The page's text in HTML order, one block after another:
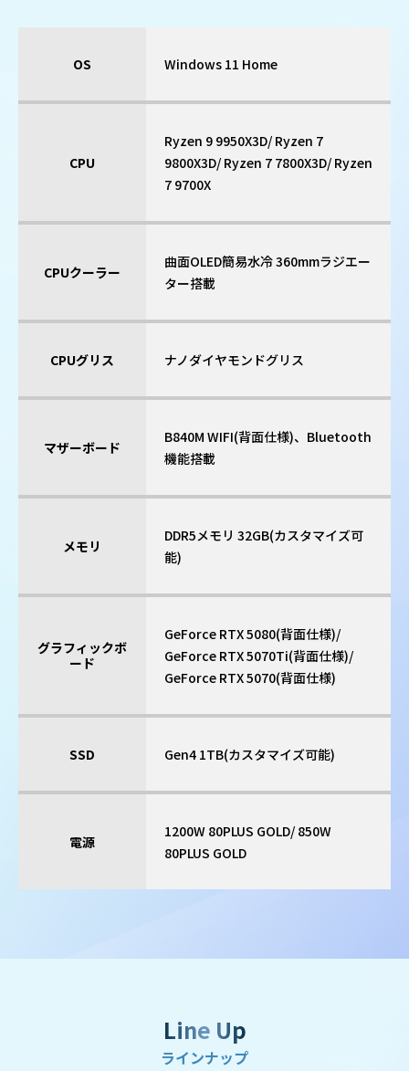
OS Windows 11 Home
CPU
Ryzen 9 9950X3D/ Ryzen 7
9800X3D/ Ryzen 7 7800X3D/ Ryzen
7 9700X
CPUクーラー
曲面OLED簡易水冷 360mmラジエー
ター搭載
CPUグリス ナノダイヤモンドグリス
マザーボード
B840M WIFI(背面仕様)、Bluetooth
機能搭載
メモリ
DDR5メモリ 32GB(カスタマイズ可
能)
グラフィックボ
ード
GeForce RTX 5080(背面仕様)/
GeForce RTX 5070Ti(背面仕様)/
GeForce RTX 5070(背面仕様)
SSD Gen4 1TB(カスタマイズ可能)
電源
1200W 80PLUS GOLD/ 850W
80PLUS GOLD
Line Up
ラインナップ